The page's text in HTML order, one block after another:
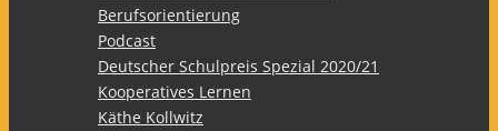
Berufsorientierung
Podcast
Deutscher Schulpreis Spezial 2020/21
Kooperatives Lernen
Käthe Kollwitz